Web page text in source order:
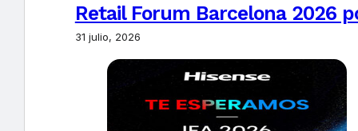
Retail Forum Barcelona 2026
31 julio, 2026